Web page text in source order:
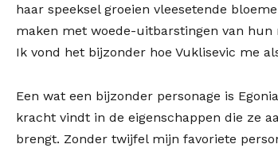
haar speeksel groeien vleesetende
maken met woede-uitbarstingen van hun
Ik vond het bijzonder hoe Vuklisevic me
Een wat een bijzonder personage is
kracht vindt in de eigenschappen die ze
brengt. Zonder twijfel mijn favoriete